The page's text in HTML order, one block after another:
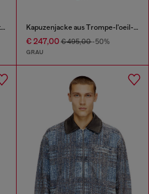
Jeans-Truckerjacke mit kontrastierenden Lederbesätzen Kapuzenjacke aus Trompe-l'oeil-JoggJeans
€ 247,00€ 495,00-50%
GRAU